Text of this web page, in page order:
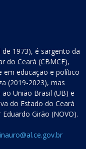
1973), é sargento da
do Ceará (CBMCE),
educação e político
(2019-2023), mas
União Brasil (UB) e
do Estado do Ceará
Girão (NOVO).